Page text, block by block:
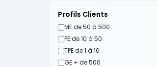
Profils Clients
ME de 50 à 500
PE de 10 à 50
TPE de 1 à 10
GE + de 500